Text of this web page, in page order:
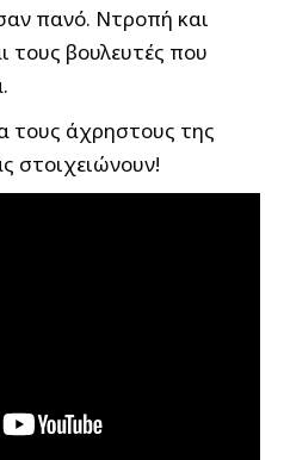
πανό. Ντροπή και
τους βουλευτές που
τους άχρηστους της
στοιχειώνουν!